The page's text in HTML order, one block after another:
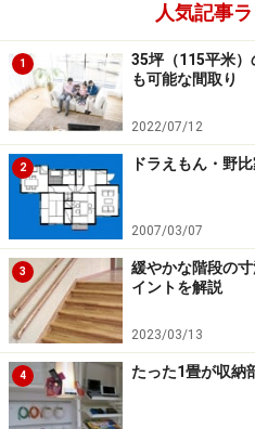
5.4ｍを目安に15cmずつ足した
次のページでは、吹抜けの実
※記事内容は執筆時点のものです
い。
人気記事
1
35坪（115平米
も可能な間取り
2022/07/12
2 ドラえもん・野
2007/03/07
3
緩やかな階段の
イントを解説
2023/03/13
4 たった1畳が収納